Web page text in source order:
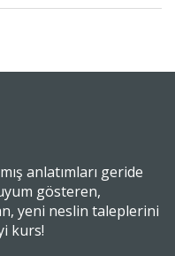
anlatımları geride
gösteren,
yeni neslin taleplerini
kurs!